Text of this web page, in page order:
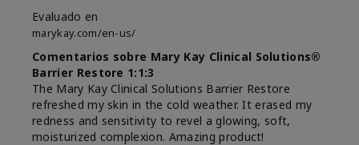
Evaluado en
marykay.com/en-us/
Comentarios sobre Mary Kay Clinical Solutions®
Barrier Restore 1:1:3
The Mary Kay Clinical Solutions Barrier Restore
refreshed my skin in the cold weather. It erased my
redness and sensitivity to revel a glowing, soft,
moisturized complexion. Amazing product!